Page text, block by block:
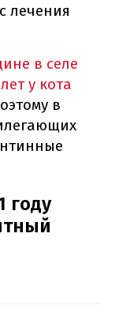
лечения
в селе
у кота
в
году